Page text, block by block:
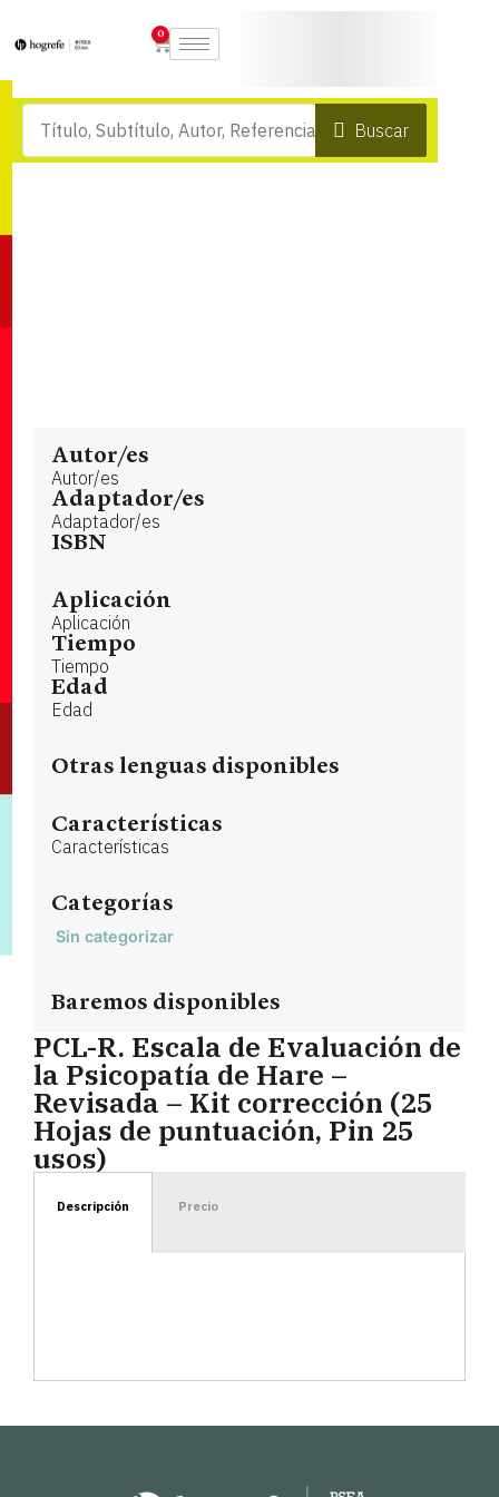
0
Buscar
Autor/es
Autor/es
Adaptador/es
Adaptador/es
ISBN
Aplicación
Aplicación
Tiempo
Tiempo
Edad
Edad
Otras lenguas disponibles
Características
Características
Categorías
Sin categorizar
Baremos disponibles
PCL-R. Escala de Evaluación de
la Psicopatía de Hare –
Revisada – Kit corrección (25
Hojas de puntuación, Pin 25
usos)
Descripción Precio